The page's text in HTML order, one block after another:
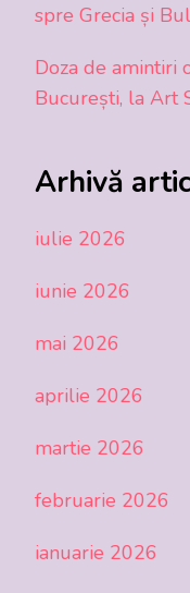
spre Grecia și
Doza de amintiri
București, la Art
Arhivă
iulie 2026
iunie 2026
mai 2026
aprilie 2026
martie 2026
februarie 2026
ianuarie 2026